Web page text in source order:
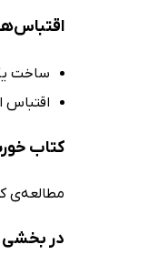
ساخت یک
اقتباس
کتاب
مطالعه‌ی
در بخشی